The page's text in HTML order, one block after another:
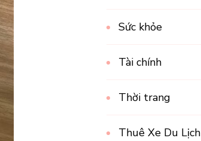
Sức khỏe
Tài chính
Thời trang
Thuê Xe Du Lịch